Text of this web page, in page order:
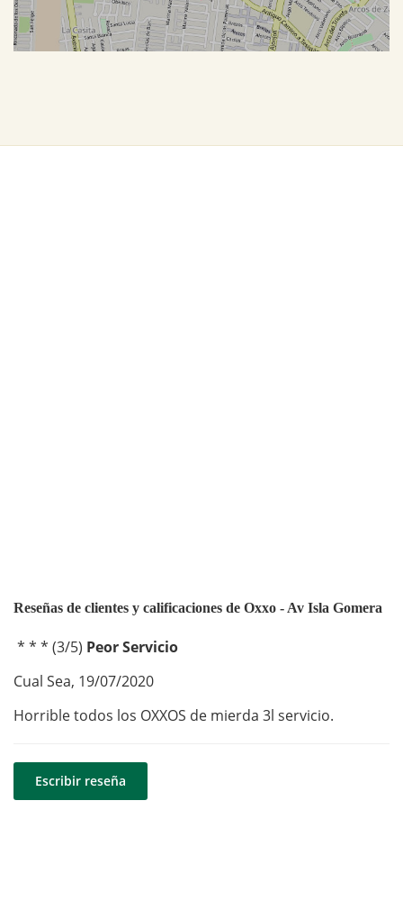
Reseñas de clientes y calificaciones de Oxxo - Av Isla Gomera
* * * (3/5) Peor Servicio
Cual Sea, 19/07/2020
Horrible todos los OXXOS de mierda 3l servicio.
Escribir reseña